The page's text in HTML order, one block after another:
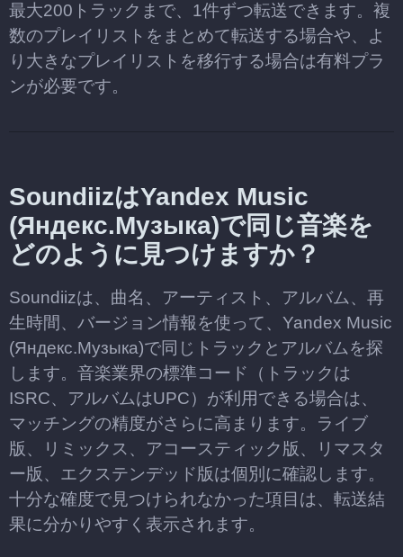
最大200トラックまで、1件ずつ転送できます。複
数のプレイリストをまとめて転送する場合や、よ
り大きなプレイリストを移行する場合は有料プラ
ンが必要です。
SoundiizはYandex Music
(Яндекс.Музыка)で同じ音楽を
どのように見つけますか？
Soundiizは、曲名、アーティスト、アルバム、再
生時間、バージョン情報を使って、Yandex Music
(Яндекс.Музыка)で同じトラックとアルバムを探
します。音楽業界の標準コード（トラックは
ISRC、アルバムはUPC）が利用できる場合は、
マッチングの精度がさらに高まります。ライブ
版、リミックス、アコースティック版、リマスタ
ー版、エクステンデッド版は個別に確認します。
十分な確度で見つけられなかった項目は、転送結
果に分かりやすく表示されます。